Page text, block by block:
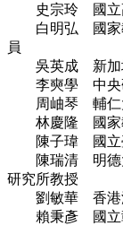
史宗玲 國立
白明弘 國家
員
吳英成 新加
李奭學 中央
周岫琴 輔仁
林慶隆 國家
陳子瑋 國立
陳瑞清 明德
研究所教授
劉敏華 香港
賴秉彥 國立